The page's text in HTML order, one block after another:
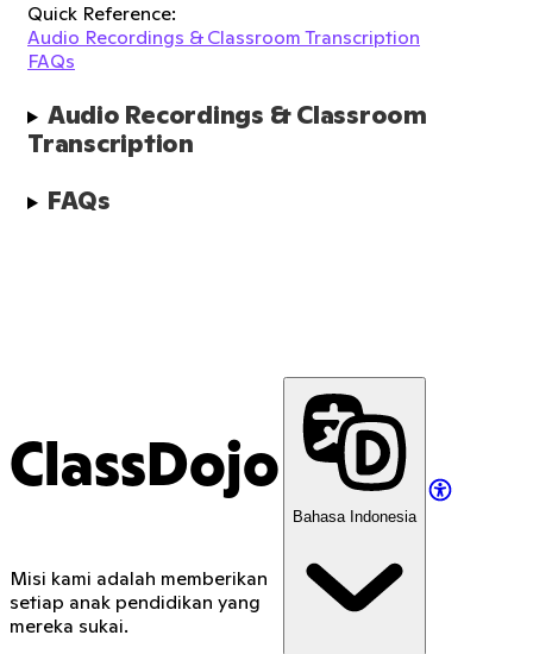
Quick Reference:
Audio Recordings & Classroom Transcription
FAQs
Audio Recordings & Classroom
Transcription
FAQs
ClassDojo
Misi kami adalah memberikan
setiap anak pendidikan yang
mereka sukai.
Bahasa Indonesia